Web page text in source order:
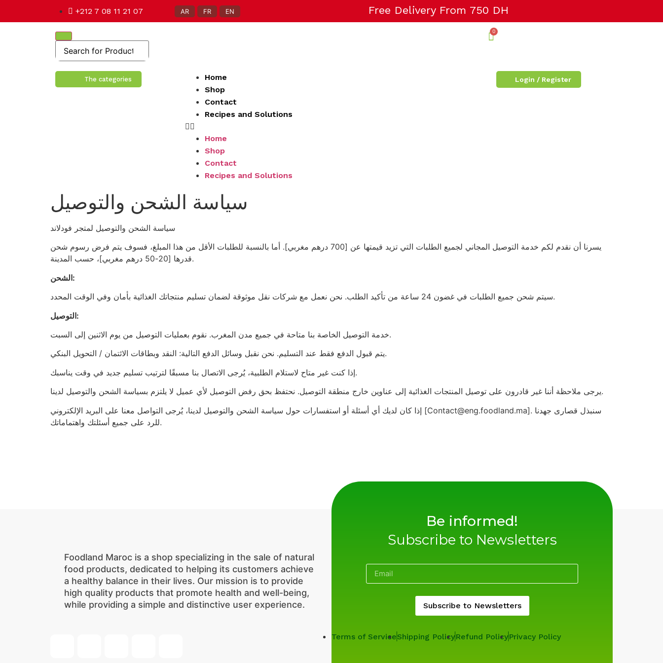
+212 7 08 11 21 07 AR FR EN Free Delivery From 750 DH
The categories
Home
Shop
Contact
Recipes and Solutions
Home
Shop
Contact
Recipes and Solutions
Login / Register
سياسة الشحن والتوصيل
سياسة الشحن والتوصيل لمتجر فودلاند
يسرنا أن نقدم لكم خدمة التوصيل المجاني لجميع الطلبات التي تزيد قيمتها عن [700 درهم مغربي]. أما بالنسبة للطلبات الأقل من هذا المبلغ، فسوف يتم فرض رسوم شحن
قدرها [20-50 درهم مغربي]، حسب المدينة.
الشحن:
سيتم شحن جميع الطلبات في غضون 24 ساعة من تأكيد الطلب. نحن نعمل مع شركات نقل موثوقة لضمان تسليم منتجاتك الغذائية بأمان وفي الوقت المحدد.
التوصيل:
خدمة التوصيل الخاصة بنا متاحة في جميع مدن المغرب. نقوم بعمليات التوصيل من يوم الاثنين إلى السبت.
يتم قبول الدفع فقط عند التسليم. نحن نقبل وسائل الدفع التالية: النقد وبطاقات الائتمان / التحويل البنكي.
إذا كنت غير متاح لاستلام الطلبية، يُرجى الاتصال بنا مسبقًا لترتيب تسليم جديد في وقت يناسبك.
يرجى ملاحظة أننا غير قادرون على توصيل المنتجات الغذائية إلى عناوين خارج منطقة التوصيل. نحتفظ بحق رفض التوصيل لأي عميل لا يلتزم بسياسة الشحن والتوصيل لدينا.
إذا كان لديك أي أسئلة أو استفسارات حول سياسة الشحن والتوصيل لدينا، يُرجى التواصل معنا على البريد الإلكتروني [Contact@eng.foodland.ma]. سنبذل قصارى جهدنا
للرد على جميع أسئلتك واهتماماتك.
Foodland Maroc is a shop specializing in the sale of natural
food products, dedicated to helping its customers achieve
a healthy balance in their lives. Our mission is to provide
high quality products that promote health and well-being,
while providing a simple and distinctive user experience.
Be informed!​
Subscribe to Newsletters
Subscribe to Newsletters
Terms of ServiceShipping PolicyRefund PolicyPrivacy Policy